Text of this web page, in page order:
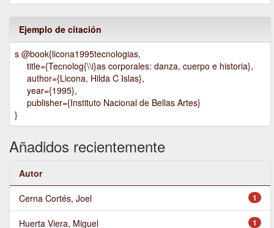
Ejemplo de citación
s @book{licona1995tecnologias,
title={Tecnolog{\\i}as corporales: danza, cuerpo e historia},
author={Licona, Hilda C Islas},
year={1995},
publisher={Instituto Nacional de Bellas Artes}
}
Añadidos recientemente
Autor
1
Cerna Cortés, Joel
1
Huerta Viera, Miguel